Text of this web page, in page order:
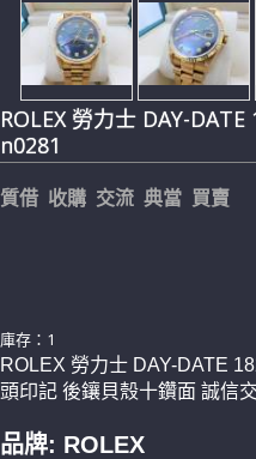
ROLEX 勞力士 DAY-
n0281
質借 收購 交流 典當 買賣
庫存：1
ROLEX 勞力士 DAY-DATE
頭印記 後鑲貝殼十鑽面 誠信
品牌: ROLEX